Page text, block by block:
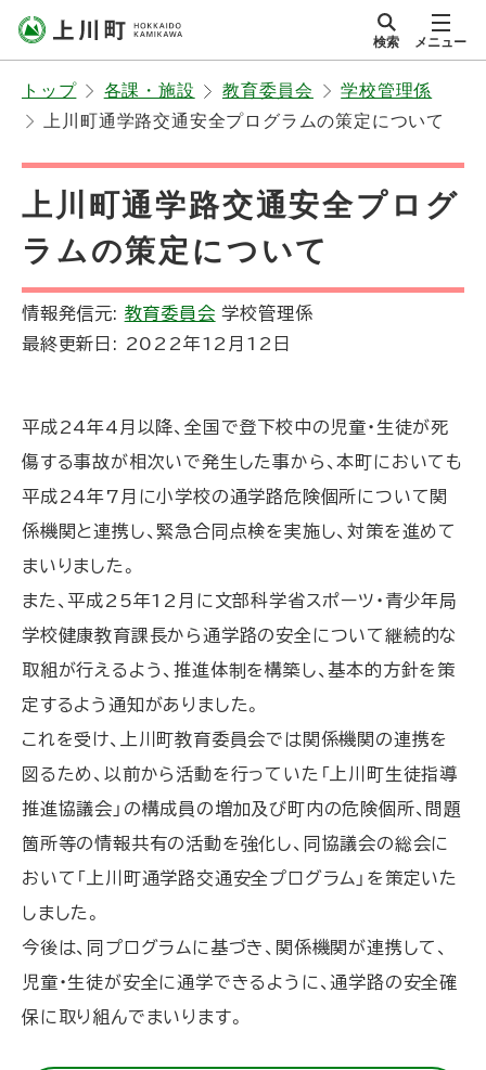
北海道上川町
Hokkaido Kamikawa
Twon
サイト内
検索 メニュー
トップ 各課・施設 教育委員会
学校管理係
上川町通学路交通安全プログラムの策定について
上川町通学路交通安全プログ
ラムの策定について
情報発信元: 教育委員会 学校管理係
最終更新日:
2022年12月12日
平成24年4月以降、全国で登下校中の児童・生徒が死
傷する事故が相次いで発生した事から、本町においても
平成24年7月に小学校の通学路危険個所について関
係機関と連携し、緊急合同点検を実施し、対策を進めて
まいりました。
また、平成25年12月に文部科学省スポーツ・青少年局
学校健康教育課長から通学路の安全について継続的な
取組が行えるよう、推進体制を構築し、基本的方針を策
定するよう通知がありました。
これを受け、上川町教育委員会では関係機関の連携を
図るため、以前から活動を行っていた「上川町生徒指導
推進協議会」の構成員の増加及び町内の危険個所、問題
箇所等の情報共有の活動を強化し、同協議会の総会に
おいて「上川町通学路交通安全プログラム」を策定いた
しました。
今後は、同プログラムに基づき、関係機関が連携して、
児童・生徒が安全に通学できるように、通学路の安全確
保に取り組んでまいります。